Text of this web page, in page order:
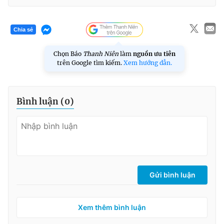
Chia sẻ
Chọn Báo Thanh Niên làm nguồn ưu tiên
trên Google tìm kiếm. Xem hướng dẫn.
Bình luận (0)
Gửi bình luận
Xem thêm bình luận